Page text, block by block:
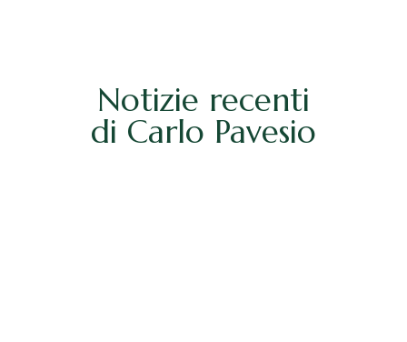
Notizie recenti
di Carlo Pavesio